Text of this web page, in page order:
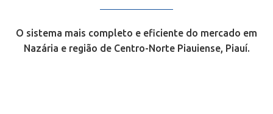
O sistema mais completo e eficiente do mercado em
Nazária e região de Centro-Norte Piauiense, Piauí.